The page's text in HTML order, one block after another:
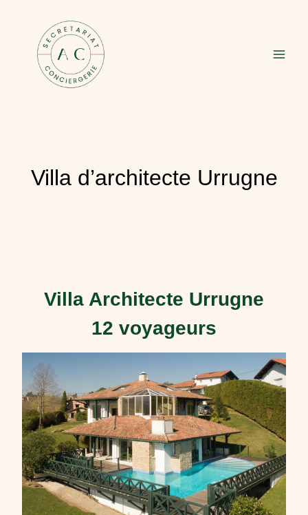
contenu
Villa d’architecte Urrugne
Villa Architecte Urrugne
12 voyageurs